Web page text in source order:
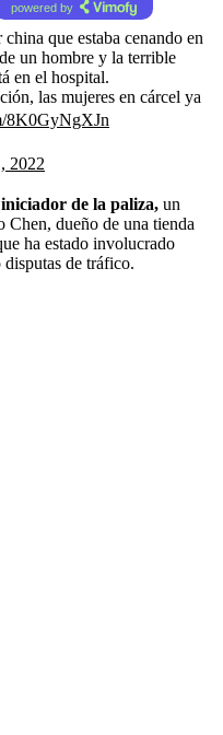
powered by
que estaba cenando en
un hombre y la terrible
en el hospital.
las mujeres en cárcel ya
8K0GyNgXJn
2022
de la paliza, un
Chen, dueño de una tienda
ha estado involucrado
de tráfico.